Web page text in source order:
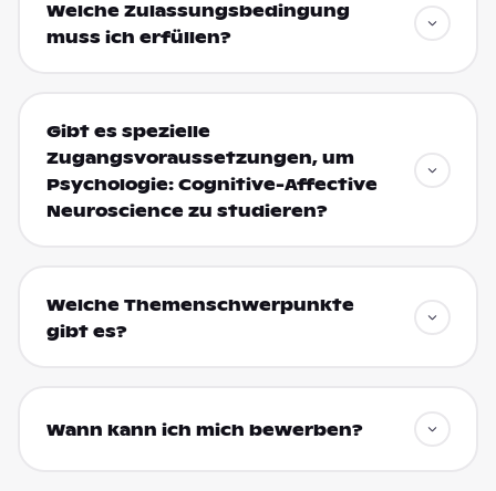
Welche Zulassungsbedingung
muss ich erfüllen?
Gibt es spezielle
Zugangsvoraussetzungen, um
Psychologie: Cognitive-Affective
Neuroscience zu studieren?
Welche Themenschwerpunkte
gibt es?
Wann kann ich mich bewerben?